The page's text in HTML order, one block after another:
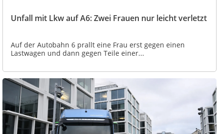
Unfall mit Lkw auf A6: Zwei Frauen nur leicht verletzt
Auf der Autobahn 6 prallt eine Frau erst gegen einen
Lastwagen und dann gegen Teile einer...